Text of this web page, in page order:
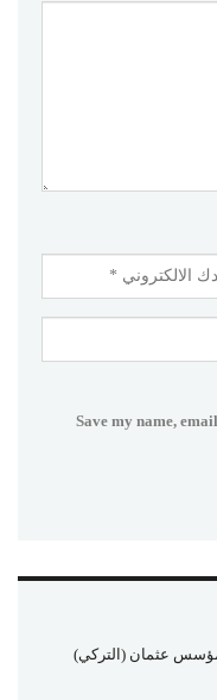
Save my name,
عثمان (التركي)